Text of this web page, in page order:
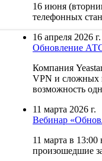
16 июня
телефонных
16 апреля 2026 г.
Обновление АТС
Компания
VPN и сложных
возможность
11 марта 2026 г.
Вебинар
11 марта в
произошедшие